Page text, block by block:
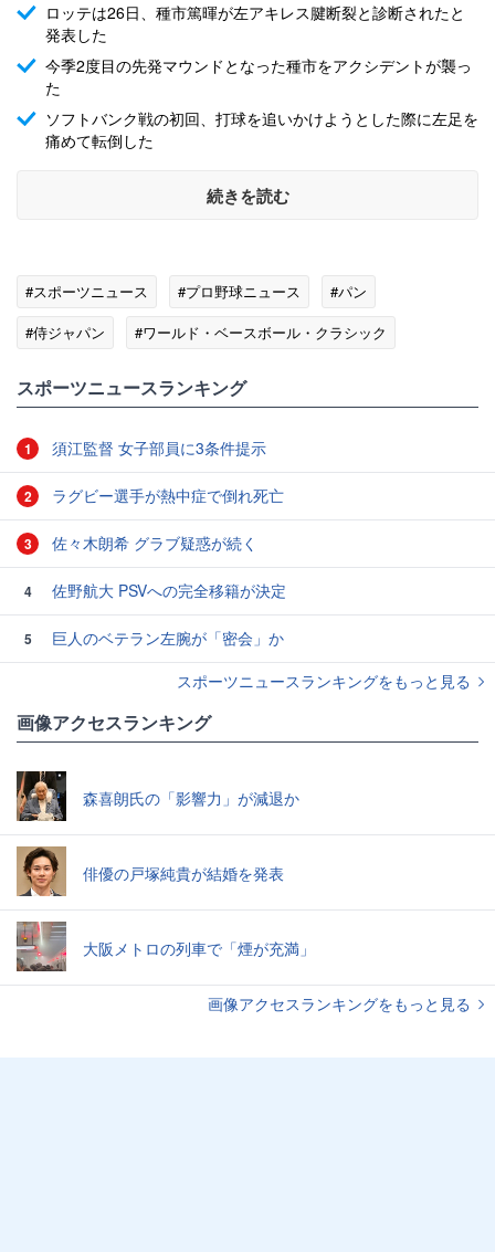
ロッテは26日、種市篤暉が左アキレス腱断裂と診断されたと
発表した
今季2度目の先発マウンドとなった種市をアクシデントが襲っ
た
ソフトバンク戦の初回、打球を追いかけようとした際に左足を
痛めて転倒した
続きを読む
#スポーツニュース #プロ野球ニュース
#パン
#侍ジャパン
#ワールド・ベースボール・クラシック
スポーツニュースランキング
1 須江監督 女子部員に3条件提示
2 ラグビー選手が熱中症で倒れ死亡
3 佐々木朗希 グラブ疑惑が続く
4 佐野航大 PSVへの完全移籍が決定
5
巨人のベテラン左腕が「密会」か
スポーツニュースランキングをもっと見る
画像アクセスランキング
森喜朗氏の「影響力」が減退か
俳優の戸塚純貴が結婚を発表
大阪メトロの列車で「煙が充満」
画像アクセスランキングをもっと見る